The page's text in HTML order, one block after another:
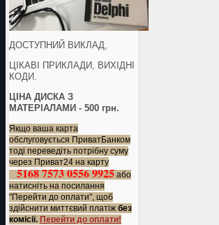
ДОСТУПНИЙ ВИКЛАД,
ЦІКАВІ ПРИКЛАДИ, ВИХІДНІ
КОДИ.
ЦІНА ДИСКА З
МАТЕРІАЛАМИ - 500 грн.
Якщо ваша карта
обслуговується ПриватБанком
тоді переведіть потрібну суму
через Приват24 на карту
5168 7573 0556 9925 або
натисніть на посилання
"Перейти до оплати", щоб
здійснити миттєвий платіж без
комісії. Перейти до оплати!